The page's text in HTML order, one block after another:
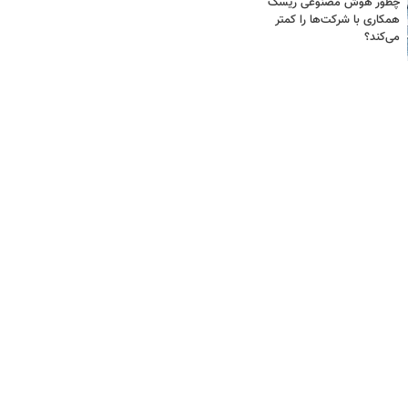
همکاری با شرکت‌ها را کمتر
می‌کند؟